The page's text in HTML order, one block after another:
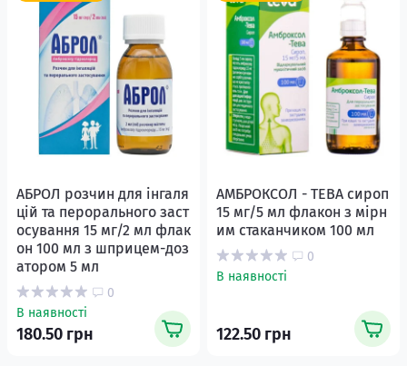
АБРОЛ розчин для інгаля
цій та перорального заст
осування 15 мг/2 мл флак
он 100 мл з шприцем-доз
атором 5 мл
0
В наявності
180.50 грн
АМБРОКСОЛ - ТЕВА сироп
15 мг/5 мл флакон з мірн
им стаканчиком 100 мл
0
В наявності
122.50 грн